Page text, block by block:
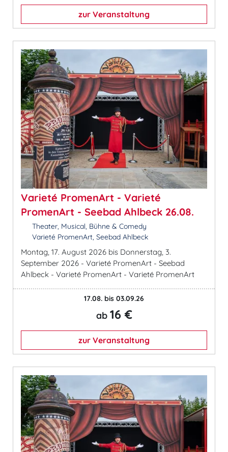
zur Veranstaltung
Varieté PromenArt - Varieté
PromenArt - Seebad Ahlbeck 26.08.
Theater, Musical, Bühne & Comedy
Varieté PromenArt, Seebad Ahlbeck
Montag, 17. August 2026 bis Donnerstag, 3.
September 2026 - Varieté PromenArt - Seebad
Ahlbeck - Varieté PromenArt - Varieté PromenArt
17.08. bis 03.09.26
ab 16 €
zur Veranstaltung